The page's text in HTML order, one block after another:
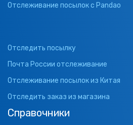
Отслеживание посылок с Pandao
Отследить посылку
Почта России отслеживание
Отслеживание посылок из Китая
Отследить заказ из магазина
Справочники